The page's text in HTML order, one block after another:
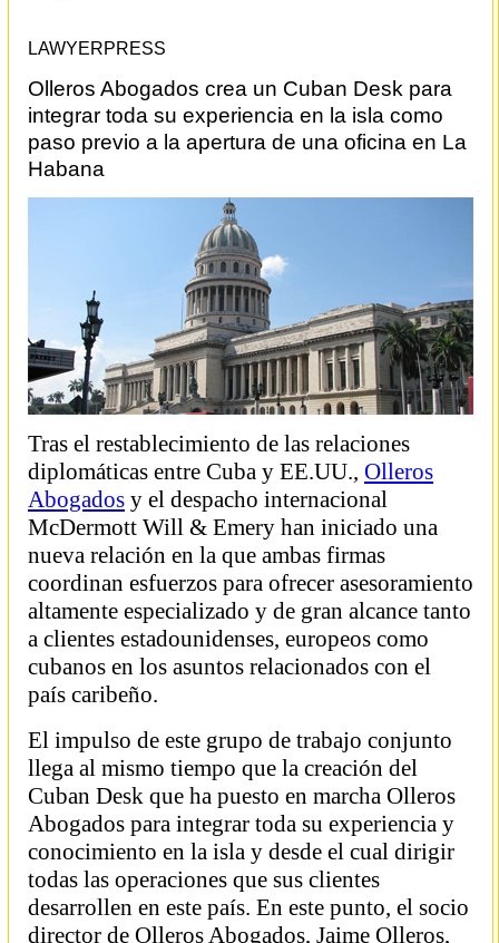
LAWYERPRESS
Olleros Abogados crea un Cuban Desk para
integrar toda su experiencia en la isla como
paso previo a la apertura de una oficina en La
Habana
Tras el restablecimiento de las relaciones
diplomáticas entre Cuba y EE.UU., Olleros
Abogados y el despacho internacional
McDermott Will & Emery han iniciado una
nueva relación en la que ambas firmas
coordinan esfuerzos para ofrecer asesoramiento
altamente especializado y de gran alcance tanto
a clientes estadounidenses, europeos como
cubanos en los asuntos relacionados con el
país caribeño.
El impulso de este grupo de trabajo conjunto
llega al mismo tiempo que la creación del
Cuban Desk que ha puesto en marcha Olleros
Abogados para integrar toda su experiencia y
conocimiento en la isla y desde el cual dirigir
todas las operaciones que sus clientes
desarrollen en este país. En este punto, el socio
director de Olleros Abogados, Jaime Olleros,